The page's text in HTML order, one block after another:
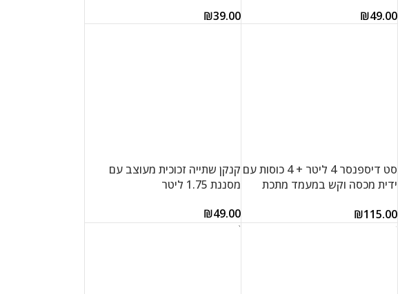
₪49.00
₪39.00
סט דיספנסר 4 ליטר + 4 כוסות עם
ידית מכסה וקש במעמד מתכת
₪115.00
הוספה לסל
קנקן שתייה זכוכית מעוצב עם
מסננת 1.75 ליטר
₪49.00
הוספה לסל